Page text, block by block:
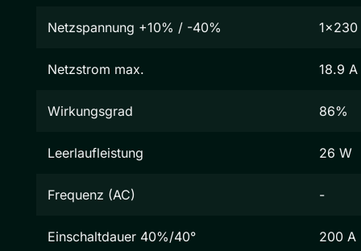
Netzspannung +10% / -40% 1x230
Netzstrom max. 18.9 A
Wirkungsgrad 86%
Leerlaufleistung 26 W
Frequenz (AC) -
Einschaltdauer 40%/40° 200 A